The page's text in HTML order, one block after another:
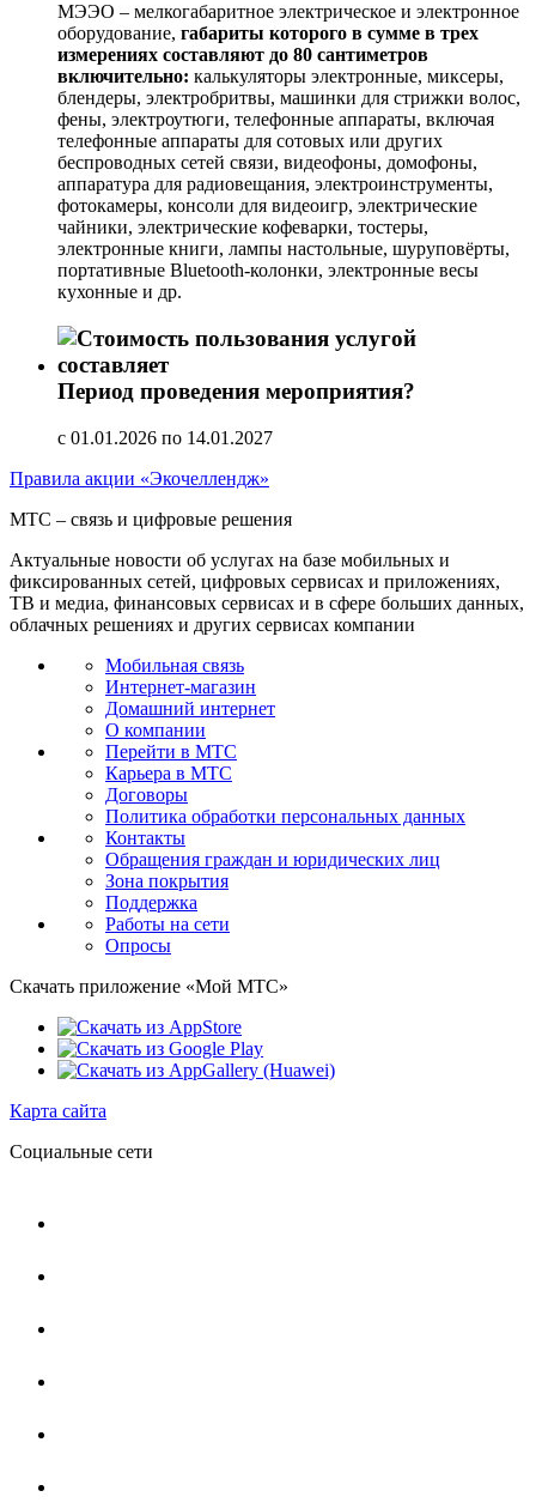
МЭЭО – мелкогабаритное электрическое и электронное
оборудование, габариты которого в сумме в трех
измерениях составляют до 80 сантиметров
включительно: калькуляторы электронные, миксеры,
блендеры, электробритвы, машинки для стрижки волос,
фены, электроутюги, телефонные аппараты, включая
телефонные аппараты для сотовых или других
беспроводных сетей связи, видеофоны, домофоны,
аппаратура для радиовещания, электроинструменты,
фотокамеры, консоли для видеоигр, электрические
чайники, электрические кофеварки, тостеры,
электронные книги, лампы настольные, шуруповёрты,
портативные Bluetooth‑колонки, электронные весы
кухонные и др.
Период проведения мероприятия?
с 01.01.2026 по 14.01.2027
Правила акции «Экочеллендж»
МТС – связь и цифровые решения
Актуальные новости об услугах на базе мобильных и
фиксированных сетей, цифровых сервисах и приложениях,
ТВ и медиа, финансовых сервисах и в сфере больших данных,
облачных решениях и других сервисах компании
Мобильная связь
Интернет-магазин
Домашний интернет
О компании
Перейти в МТС
Карьера в МТС
Договоры
Политика обработки персональных данных
Контакты
Обращения граждан и юридических лиц
Зона покрытия
Поддержка
Работы на сети
Опросы
Скачать приложение «Мой МТС»
Карта сайта
Социальные сети